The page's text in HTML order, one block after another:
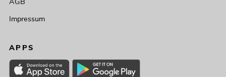
Impressum
APPS